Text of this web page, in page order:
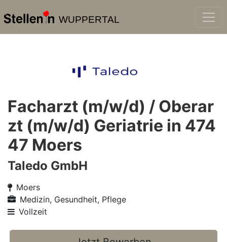
WUPPERTAL
Facharzt (m/w/d) / Oberar
zt (m/w/d) Geriatrie in 474
47 Moers
Taledo GmbH
Moers
Medizin, Gesundheit, Pflege
Vollzeit